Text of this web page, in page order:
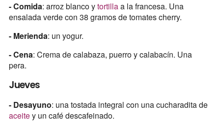
- Comida: arroz blanco ytortillaa la francesa. Una
ensalada verde con 38 gramos de tomates cherry.
- Merienda: un yogur.
- Cena: Crema de calabaza, puerro y calabacín. Una
pera.
Jueves
- Desayuno: una tostada integral con una cucharadita de
aceitey un café descafeinado.